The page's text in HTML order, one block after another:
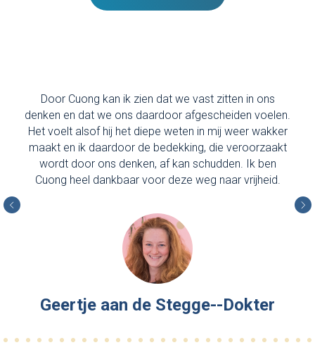
Door Cuong kan ik zien dat we vast zitten in ons
denken en dat we ons daardoor afgescheiden voelen.
Het voelt alsof hij het diepe weten in mij weer wakker
maakt en ik daardoor de bedekking, die veroorzaakt
wordt door ons denken, af kan schudden. Ik ben
Cuong heel dankbaar voor deze weg naar vrijheid.
Geertje aan de Stegge--Dokter